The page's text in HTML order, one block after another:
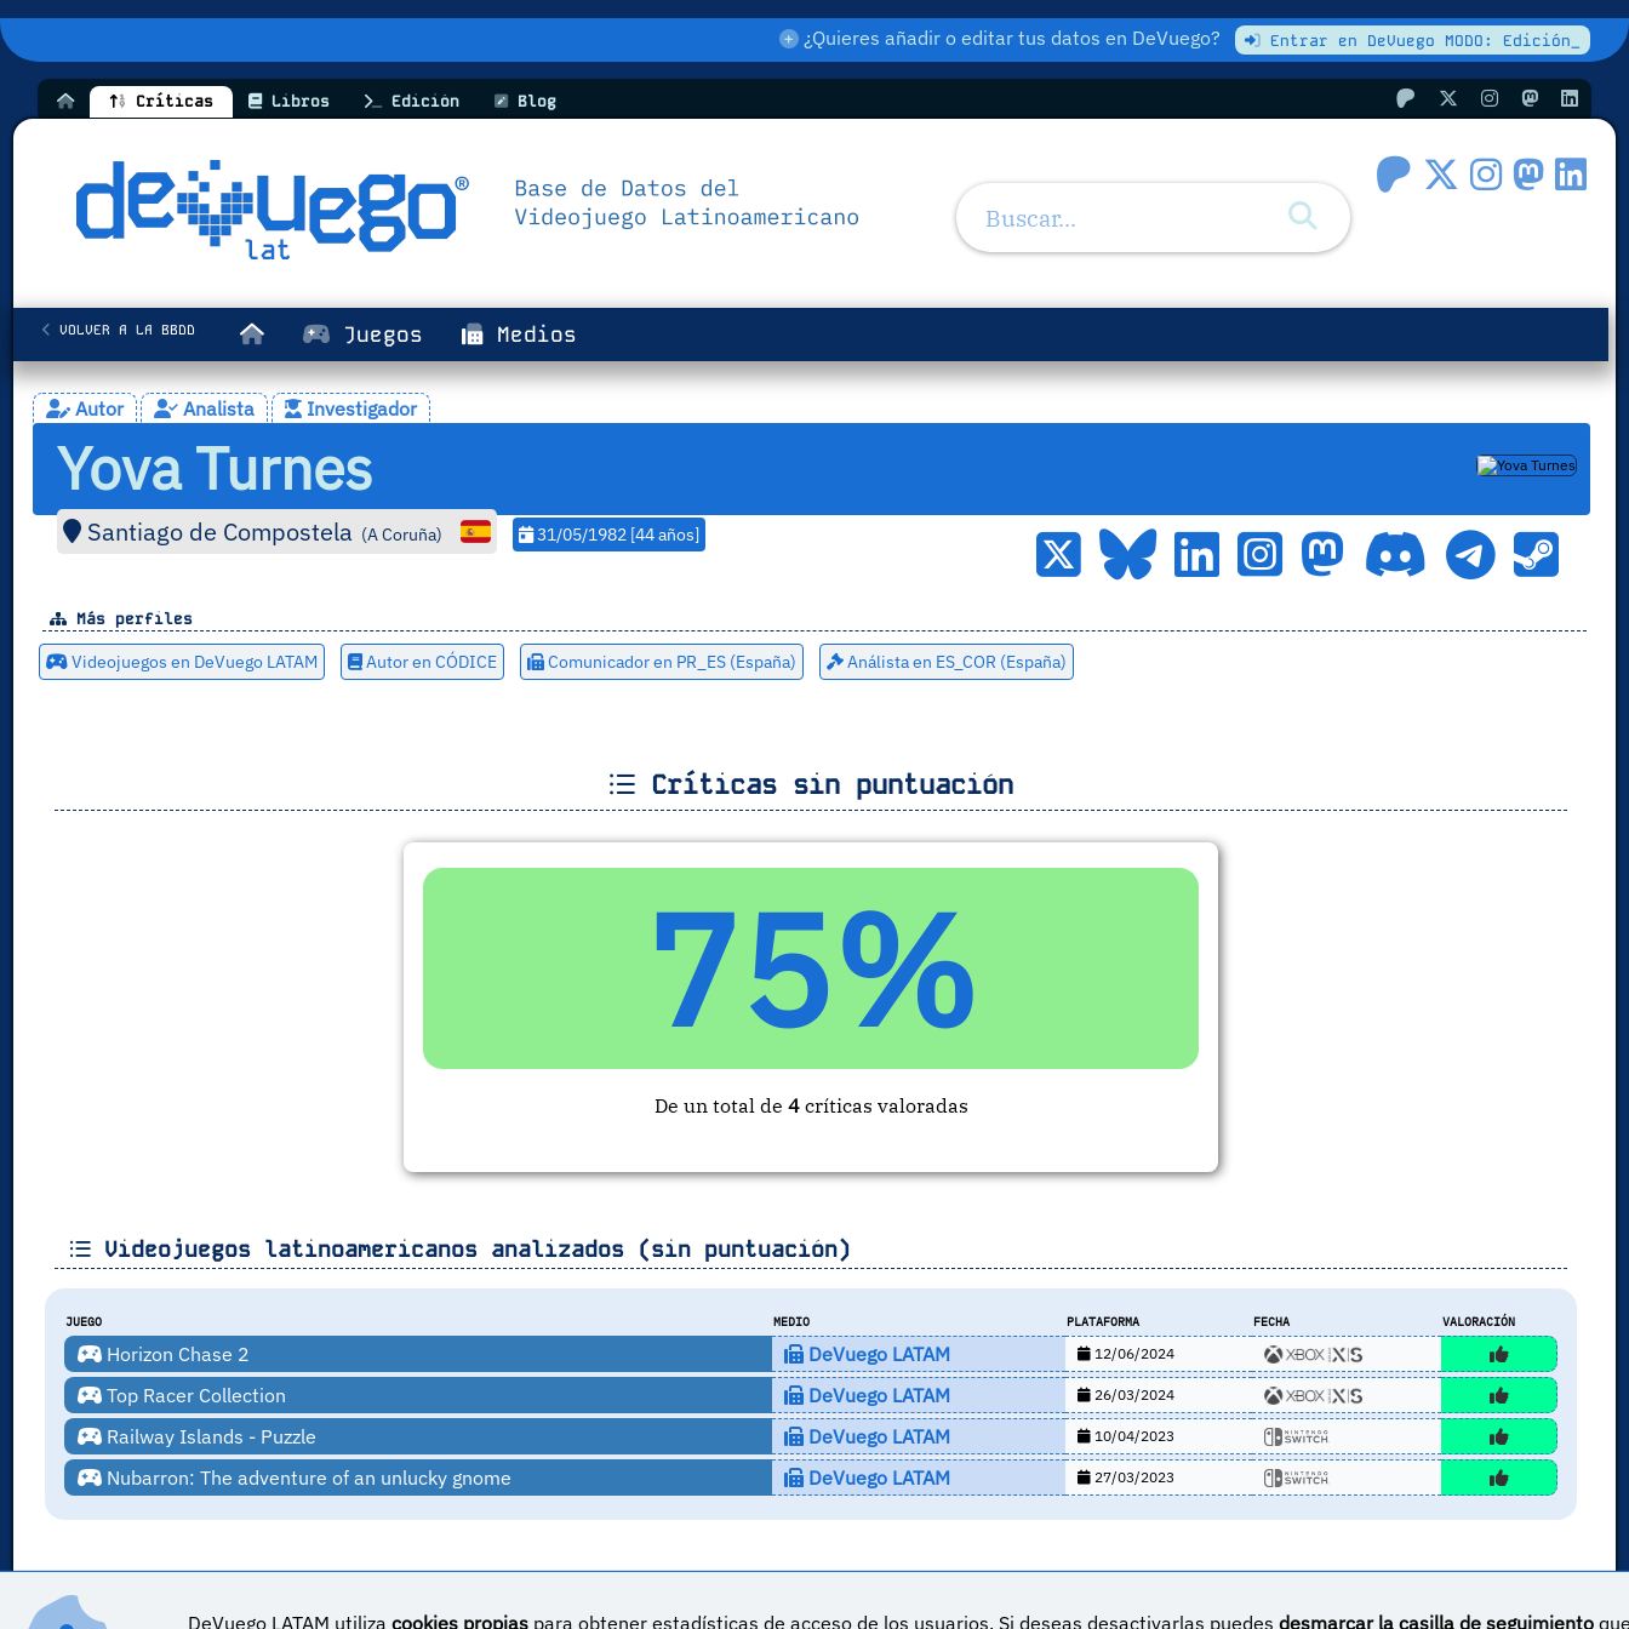
¿Quieres añadir o editar tus datos en DeVuego? Entrar en DeVuego MODO: Edición_
Críticas Libros Edición Blog
Juegos Medios
VOLVER A LA BBDD
Autor Analista Investigador
Yova Turnes
Santiago de Compostela (A Coruña) 31/05/1982 [44 años]
Más perfiles
Videojuegos en DeVuego LATAM Autor en CÓDICE Comunicador en PR_ES (España) Análista en ES_COR (España)
Críticas sin puntuación
75%
De un total de 4críticas valoradas
Videojuegos latinoamericanos analizados (sin puntuación)
JUEGO MEDIO PLATAFORMA FECHA VALORACIÓN
Horizon Chase 2 DeVuego LATAM 12/06/2024
Top Racer Collection DeVuego LATAM 26/03/2024
Railway Islands - Puzzle DeVuego LATAM 10/04/2023
Nubarron: The adventure of an unlucky gnome DeVuego LATAM 27/03/2023
DeVuego LATAM ES_COR es parte de ©DeVuego LATAM
DeVuego LATAM utiliza cookies propiaspara obtener estadísticas de acceso de los usuarios. Si deseas desactivarlas puedes desmarcar la casilla de seguimiento